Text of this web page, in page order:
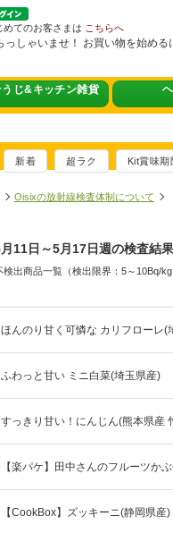
めてのお客さまは こちらへ
っしゃいませ！ お買い物を始める
うじ&キッチン雑貨
豪華賞品が当たるチャンス
満足ごはん大集合
おすすめ！出汁付き肉吸い
真アジのおぼろ昆布〆
そうじ&キッチン
熊本地震への緊急
寄付付き商品取り扱い中
健
新着 超ラク Kit賞味期
Oisixの放射線検査体制について
11日～5月17日週の検査結果
検出商品一覧（検出限界：5～10Bq/
ほんのり甘く可憐な カリフローレ(
ふわっと甘い ミニ白菜(埼玉県産)
すっきり甘い！にんじん(熊本県産
【楽パケ】田中さんのフルーツか
【CookBox】ズッキーニ(静岡県産)